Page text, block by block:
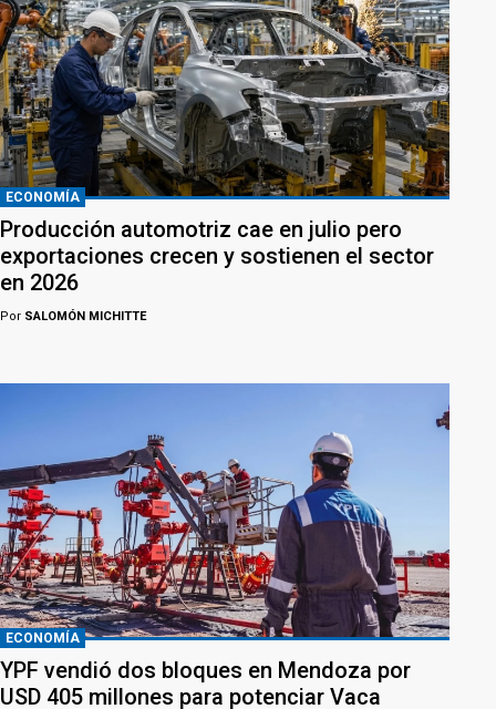
ECONOMÍA
Producción automotriz cae en julio pero
exportaciones crecen y sostienen el sector
en 2026
Por SALOMÓN MICHITTE
ECONOMÍA
YPF vendió dos bloques en Mendoza por
USD 405 millones para potenciar Vaca